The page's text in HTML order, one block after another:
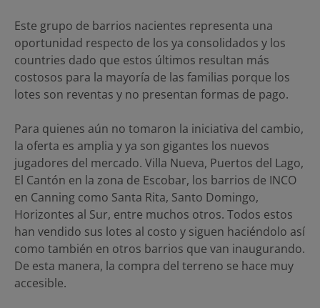
Este grupo de barrios nacientes representa una
oportunidad respecto de los ya consolidados y los
countries dado que estos últimos resultan más
costosos para la mayoría de las familias porque los
lotes son reventas y no presentan formas de pago.
Para quienes aún no tomaron la iniciativa del cambio,
la oferta es amplia y ya son gigantes los nuevos
jugadores del mercado. Villa Nueva, Puertos del Lago,
El Cantón en la zona de Escobar, los barrios de INCO
en Canning como Santa Rita, Santo Domingo,
Horizontes al Sur, entre muchos otros. Todos estos
han vendido sus lotes al costo y siguen haciéndolo así
como también en otros barrios que van inaugurando.
De esta manera, la compra del terreno se hace muy
accesible.